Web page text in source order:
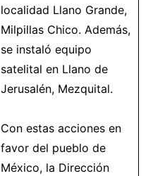
localidad Llano Grande,
Milpillas Chico. Además,
se instaló equipo
satelital en Llano de
Jerusalén, Mezquital.
Con estas acciones en
favor del pueblo de
México, la Dirección